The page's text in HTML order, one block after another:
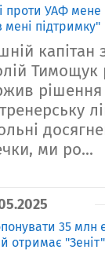
УАФ мене
мені підтримку"
капітан
Тимощук
ми ро...
35
отримає "Зеніт"